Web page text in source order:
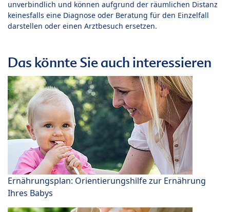
unverbindlich und können aufgrund der räumlichen Distanz
keinesfalls eine Diagnose oder Beratung für den Einzelfall
darstellen oder einen Arztbesuch ersetzen.
Das könnte Sie auch interessieren
Ernährungsplan: Orientierungshilfe zur Ernährung
Ihres Babys